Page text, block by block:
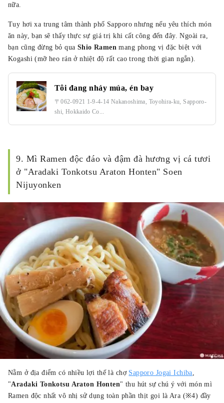
nữa.
Tuy hơi xa trung tâm thành phố Sapporo nhưng nếu yêu thích món
ăn này, bạn sẽ thấy thực sự giá trị khi cất công đến đây. Ngoài ra,
bạn cũng đừng bỏ qua Shio Ramen mang phong vị đặc biệt với
Kogashi (mỡ heo rán ở nhiệt độ rất cao trong thời gian ngắn).
Tôi đang nhảy múa, én bay
〒062-0921 1-9-4-14 Nakanoshima, Toyohira-ku, Sapporo-
shi, Hokkaido Co...
9. Mì Ramen độc đáo và đậm đà hương vị cá tươi
ở "Aradaki Tonkotsu Araton Honten" Soen
Nijuyonken
Nằm ở địa điểm có nhiều lợi thế là chợ Sapporo Jogai Ichiba,
"Aradaki Tonkotsu Araton Honten" thu hút sự chú ý với món mì
Ramen độc nhất vô nhị sử dụng toàn phần thịt gọi là Ara (※4) đầy